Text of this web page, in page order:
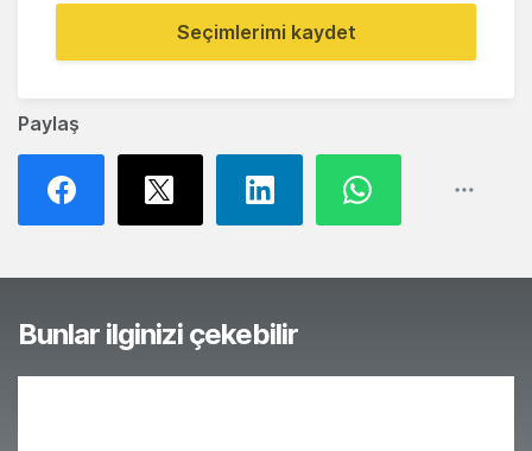
Paylaş
Seçimlerimi kaydet
Bunlar ilginizi çekebilir